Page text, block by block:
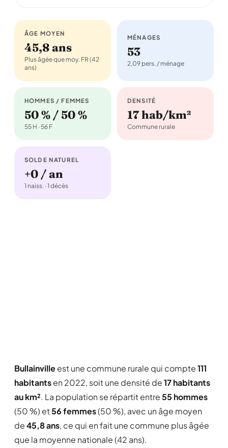
ÂGE MOYEN
45,8 ans
Plus âgée que moy. FR (42
ans)
MÉNAGES
53
2,09 pers. / ménage
HOMMES / FEMMES
50 % / 50 %
55 H · 56 F
DENSITÉ
17 hab/km²
Commune rurale
SOLDE NATUREL
+0 / an
1 naiss. · 1 décès
Bullainvilleest une commune rurale qui compte111
habitantsen 2022, soit une densité de17 habitants
au km². La population se répartit entre55 hommes
(50 %) et56 femmes(50 %), avec un âge moyen
de45,8 ans, ce qui en fait une commune plus âgée
que la moyenne nationale (42 ans).